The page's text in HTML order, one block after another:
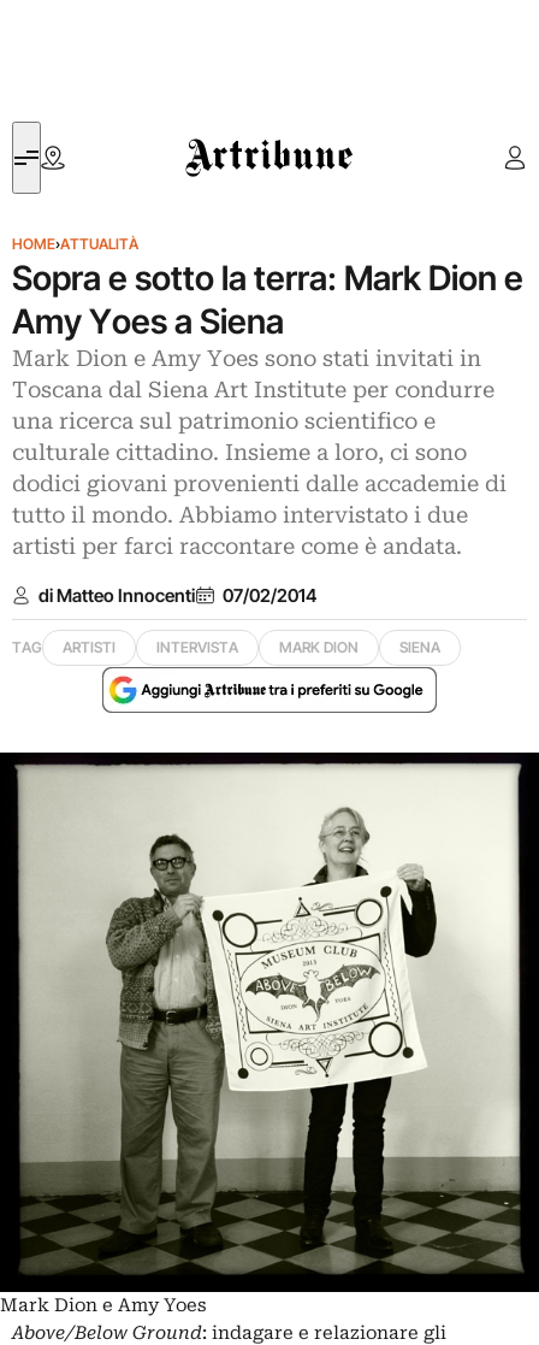
Artribune
HOME›ATTUALITÀ
Sopra e sotto la terra: Mark Dion e
Amy Yoes a Siena
Mark Dion e Amy Yoes sono stati invitati in
Toscana dal Siena Art Institute per condurre
una ricerca sul patrimonio scientifico e
culturale cittadino. Insieme a loro, ci sono
dodici giovani provenienti dalle accademie di
tutto il mondo. Abbiamo intervistato i due
artisti per farci raccontare come è andata.
di Matteo Innocenti 07/02/2014
TAG ARTISTI INTERVISTA MARK DION SIENA
Mark Dion e Amy Yoes
Above/Below Ground: indagare e relazionare gli